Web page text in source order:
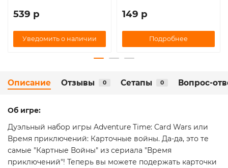
539 р
Уведомить о наличии
149 р
Подробнее
Описание Отзывы 0 Сетапы 0 Вопрос-
Об игре:
Дуэльный набор игры Adventure Time: Card Wars или
Время приключений: Карточные войны. Да-да, это те
самые "Картные Войны" из сериала "Время
приключений"! Теперь вы можете подержать карточки